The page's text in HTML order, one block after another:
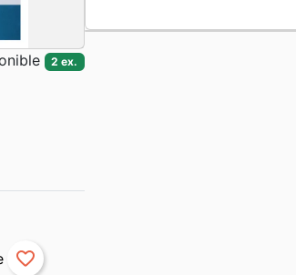
2 ex.
favorite_border